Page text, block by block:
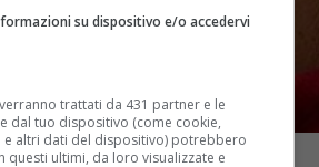
su dispositivo e/o accedervi
trattati da 431 partner e le
dal tuo dispositivo (come cookie,
e altri dati del dispositivo) potrebbero
questi ultimi, da loro visualizzate e